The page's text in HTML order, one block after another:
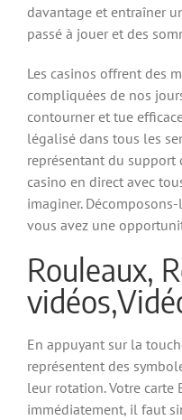
davantage et entraîner
passé à jouer et des
Les casinos offrent des
compliquées de nos
contourner et tue
légalisé dans tous les
représentant du support
casino en direct avec
imaginer.
vous avez une
Rouleaux,
En appuyant sur la
représentent des
leur rotation. Votre carte
immédiatement, il faut